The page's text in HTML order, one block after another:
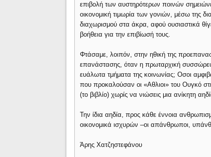
επιβολή των αυστηρότερων ποινών
οικονομική τιμωρία των γονιών, μέσω της
διαχωρισμού στα άκρα, αφού ουσιαστικά
βοήθεια για την επιβίωσή τους.
Φτάσαμε, λοιπόν, στην ηθική της
επανάστασης, όταν η πρωταρχική
ευάλωτα τμήματα της κοινωνίας; Οσοι
που προκαλούσαν οι «Αθλιοι» του Ουγκό
(το βιβλίο) χωρίς να νιώσεις μια ανίκητη
Την ίδια αηδία, προς κάθε έννοια
οικονομικά ισχυρών –οι απάνθρωποι,
Άρης Χατζηστεφάνου